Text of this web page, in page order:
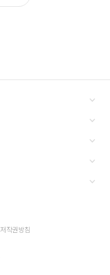
저작권방침